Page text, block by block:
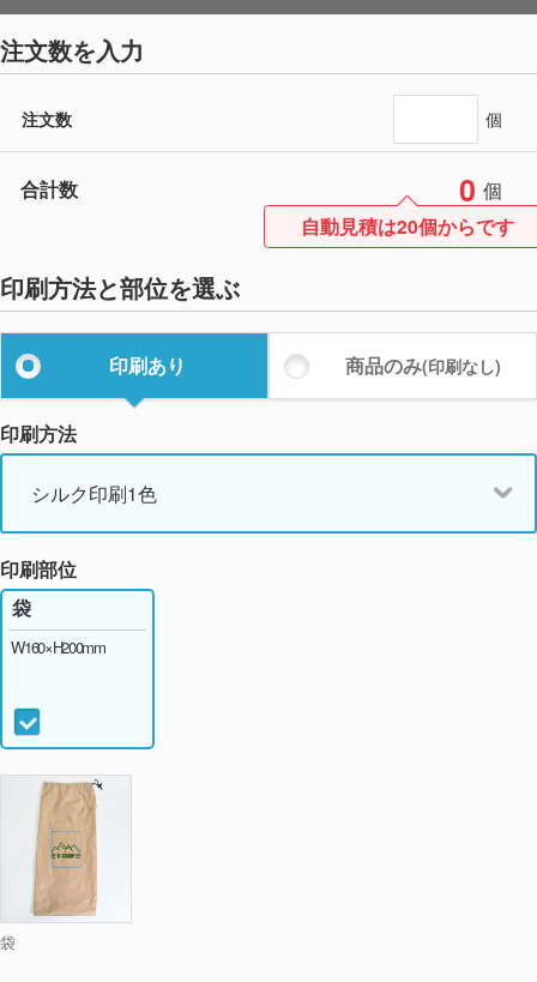
注文数を入力
注文数 個
合計数 0 個
自動見積は20個からです
印刷方法と部位を選ぶ
印刷あり 商品のみ(印刷なし)
印刷方法
シルク印刷1色
印刷部位
袋
袋
W160×H200mm